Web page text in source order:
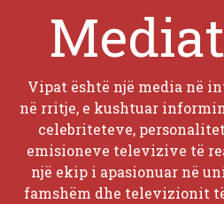
Vipat është një media në
në rritje, e kushtuar
celebriteteve,
emisioneve televizive të
një ekip i apasionuar në
famshëm dhe televizionit